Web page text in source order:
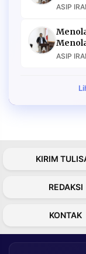
ASIP
ASIP
KIRIM
REDAKSI
KONTAK